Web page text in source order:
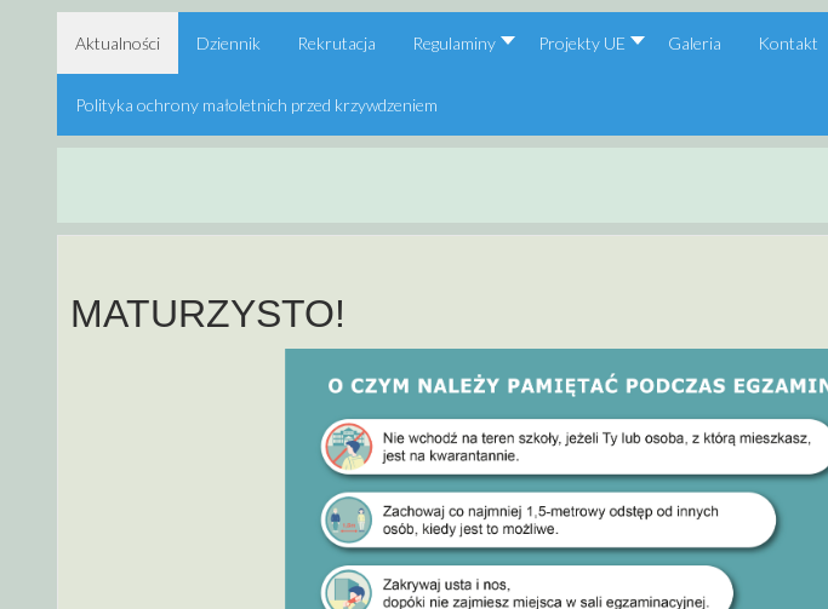
Aktualności Dziennik Rekrutacja Regulaminy Projekty UE Galeria Kontakt
Polityka ochrony małoletnich przed krzywdzeniem
MATURZYSTO!